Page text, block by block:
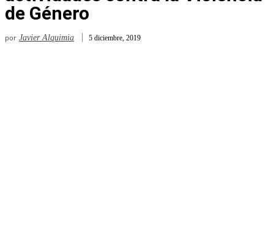
de Género
por Javier Alquimia 5 diciembre, 2019